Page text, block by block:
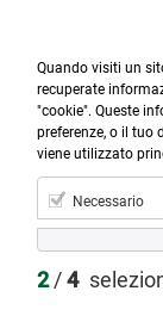

Prodotti
Quanto costa
regalbax
8-10-2026
Quando visiti un
recuperate
"cookie". Queste
preferenze, o il tuo
viene utilizzato
Necessario
2/4